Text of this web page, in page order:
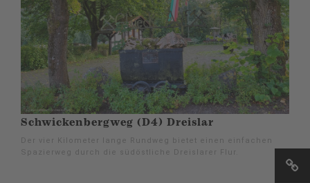
Schwickenbergweg (D4) Dreislar
Der vier Kilometer lange Rundweg bietet einen einfachen
Spazierweg durch die südöstliche Dreislarer Flur.